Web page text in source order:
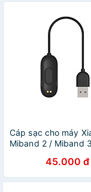
Cáp sạc cho máy
Miband 2 / Miband
loại tiêu chuẩn -
Khẩu
45.000 đ